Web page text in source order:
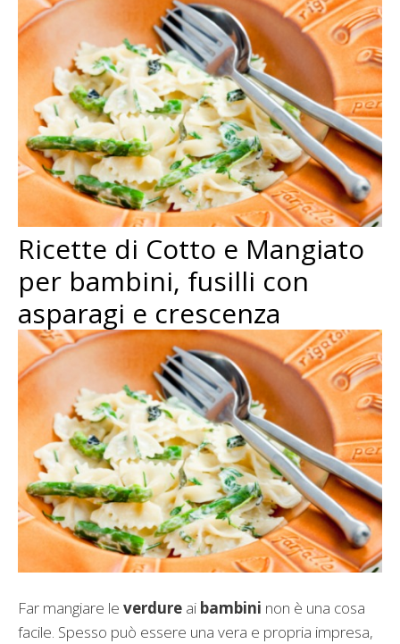
Ricette di Cotto e Mangiato
per bambini, fusilli con
asparagi e crescenza
Far mangiare le verdure ai bambini non è una cosa
facile. Spesso può essere una vera e propria impresa,